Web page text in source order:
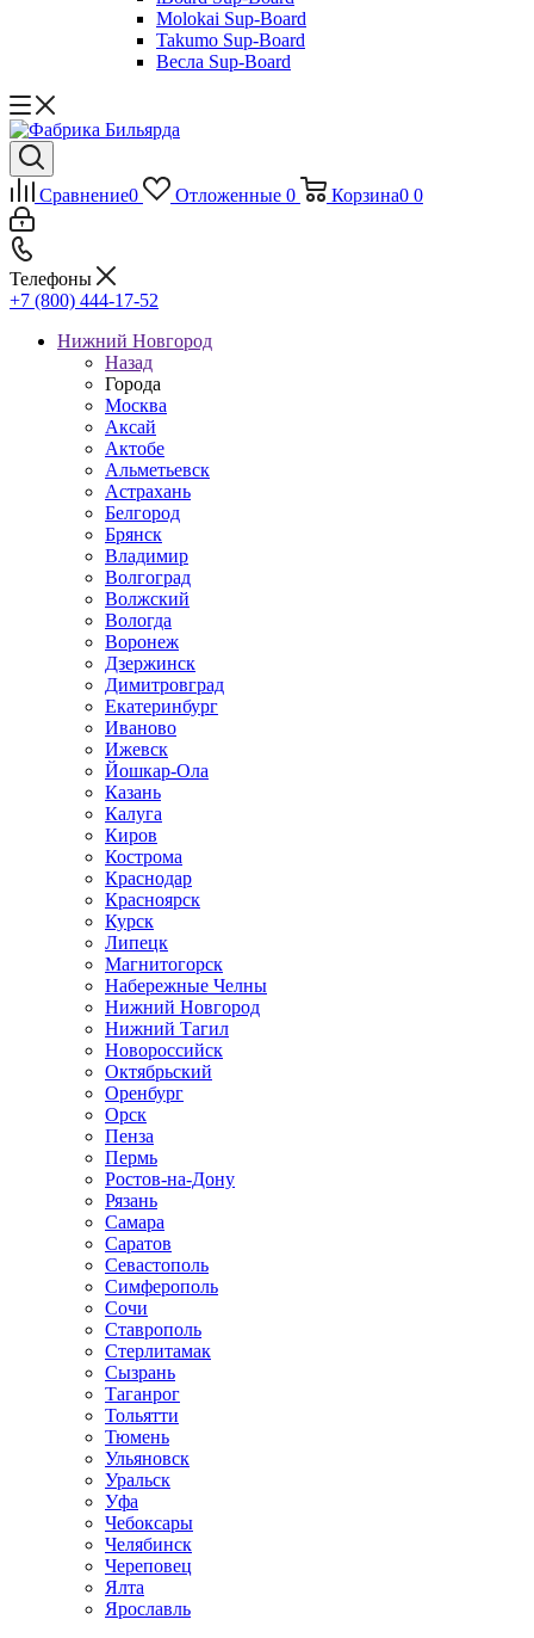
Molokai Sup-Board
Takumo Sup-Board
Весла Sup-Board
Сравнение0 Отложенные 0 Корзина0 0
Телефоны
+7 (800) 444-17-52
Нижний Новгород
Назад
Города
Москва
Аксай
Актобе
Альметьевск
Астрахань
Белгород
Брянск
Владимир
Волгоград
Волжский
Вологда
Воронеж
Дзержинск
Димитровград
Екатеринбург
Иваново
Ижевск
Йошкар-Ола
Казань
Калуга
Киров
Кострома
Краснодар
Красноярск
Курск
Липецк
Магнитогорск
Набережные Челны
Нижний Новгород
Нижний Тагил
Новороссийск
Октябрьский
Оренбург
Орск
Пенза
Пермь
Ростов-на-Дону
Рязань
Самара
Саратов
Севастополь
Симферополь
Сочи
Ставрополь
Стерлитамак
Сызрань
Таганрог
Тольятти
Тюмень
Ульяновск
Уральск
Уфа
Чебоксары
Челябинск
Череповец
Ялта
Ярославль